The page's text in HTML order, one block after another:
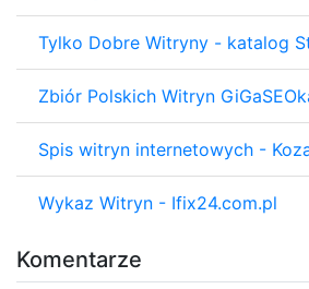
Tylko Dobre Witryny - katalog
Zbiór Polskich Witryn
Spis witryn internetowych -
Wykaz Witryn - Ifix24.com.pl
Komentarze